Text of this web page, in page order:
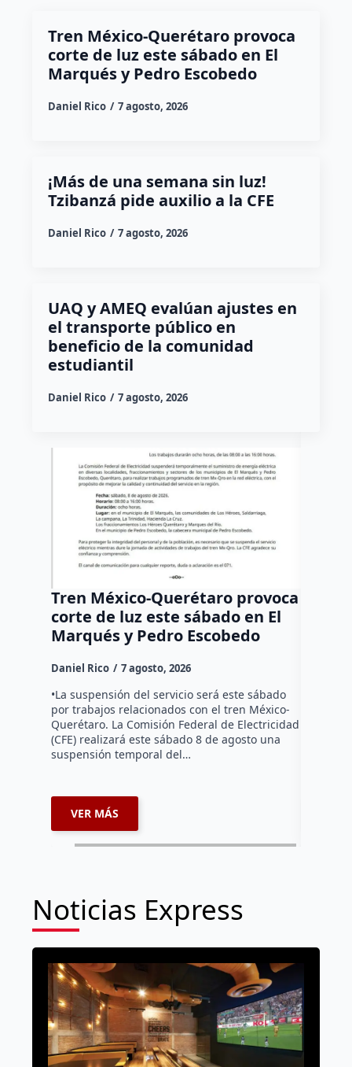
Tren México-Querétaro provoca
corte de luz este sábado en El
Marqués y Pedro Escobedo
Daniel Rico 7 agosto, 2026
¡Más de una semana sin luz!
Tzibanzá pide auxilio a la CFE
Daniel Rico 7 agosto, 2026
UAQ y AMEQ evalúan ajustes en
el transporte público en
beneficio de la comunidad
estudiantil
Daniel Rico 7 agosto, 2026
Tren México-Querétaro provoca
corte de luz este sábado en El
Marqués y Pedro Escobedo
Daniel Rico 7 agosto, 2026
•La suspensión del servicio será este sábado
por trabajos relacionados con el tren México-
Querétaro. La Comisión Federal de Electricidad
(CFE) realizará este sábado 8 de agosto una
suspensión temporal del…
VER MÁS
Noticias Express